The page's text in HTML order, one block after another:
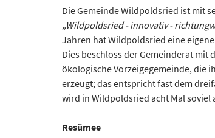
Die Gemeinde Wildpoldsried ist mit
„Wildpoldsried - innovativ -
Jahren hat Wildpoldsried eine
Dies beschloss der Gemeinderat mit
ökologische Vorzeigegemeinde, die
erzeugt; das entspricht fast dem
wird in Wildpoldsried acht Mal soviel
Resümee